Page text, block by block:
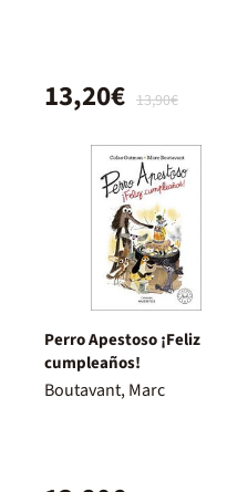
13,90€
13,20€
Perro Apestoso ¡Feliz
cumpleaños!
Boutavant, Marc